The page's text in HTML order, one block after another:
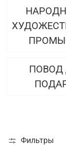
ПОВОД
Фильтры